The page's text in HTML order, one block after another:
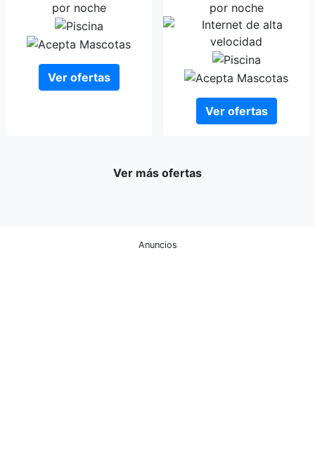
por noche
Ver ofertas
por noche
Ver ofertas
Ver más ofertas
Anuncios